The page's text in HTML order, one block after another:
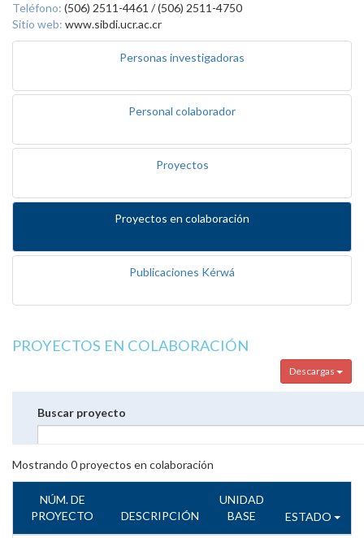
Teléfono: (506) 2511-4461 / (506) 2511-4750
Sitio web: www.sibdi.ucr.ac.cr
Personas investigadoras
Personal colaborador
Proyectos
Proyectos en colaboración
Publicaciones Kérwá
PROYECTOS EN COLABORACIÓN
Descargas
Buscar proyecto
Mostrando 0proyectos en colaboración
NÚM. DE
PROYECTO
DESCRIPCIÓN
UNIDAD
BASE
ESTADO